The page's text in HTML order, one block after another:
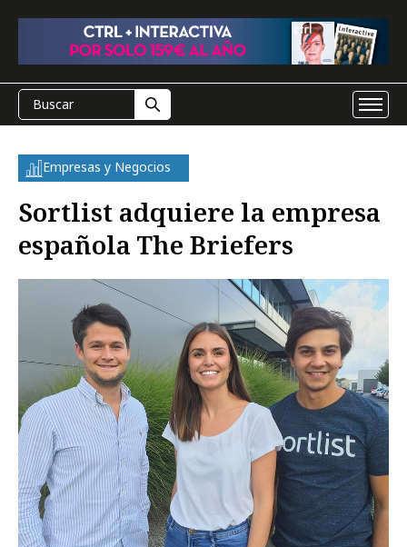
Empresas y Negocios
Sortlist adquiere la empresa
española The Briefers